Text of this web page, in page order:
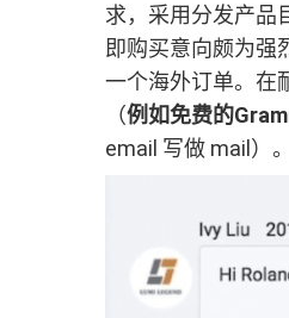
求，采用分发产品
即购买意向颇为强
一个海外订单。在
（例如免费的
email 写做 mail）。